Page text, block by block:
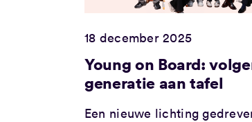
18 december 2025
Young on Board:
generatie aan tafel
Een nieuwe lichting